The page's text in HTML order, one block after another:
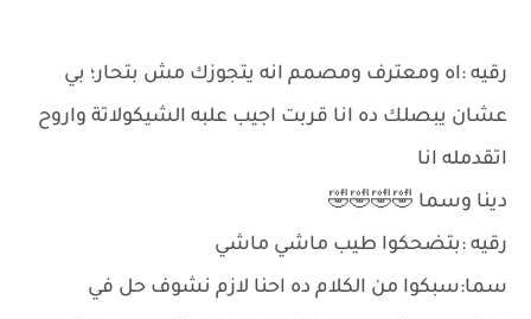
رقيه :اه ومعترف ومصمم انه يتجوزك مش بتحار؛ بي
عشان يبصلك ده انا قربت اجيب علبه الشيكولاتة واروح
اتقدمله انا
دينا وسما 🤣🤣🤣🤣
رقيه :بتضحكوا طيب ماشي ماشي
سما:سبكوا من الكلام ده احنا لازم نشوف حل في